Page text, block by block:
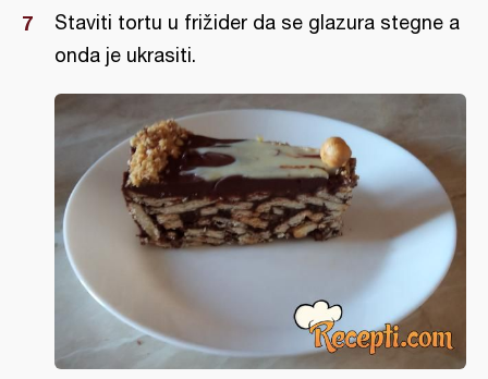
Staviti tortu u frižider da se glazura stegne a
onda je ukrasiti.